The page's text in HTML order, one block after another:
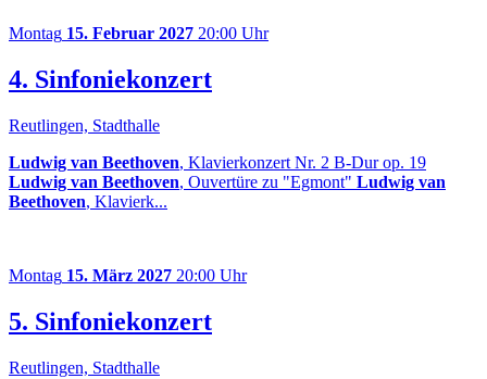
Montag 15. Februar 2027 20:00 Uhr
4. Sinfoniekonzert
Reutlingen, Stadthalle
Ludwig van Beethoven, Klavierkonzert Nr. 2 B-Dur op. 19
Ludwig van Beethoven, Ouvertüre zu "Egmont" Ludwig van
Beethoven, Klavierk...
Montag 15. März 2027 20:00 Uhr
5. Sinfoniekonzert
Reutlingen, Stadthalle